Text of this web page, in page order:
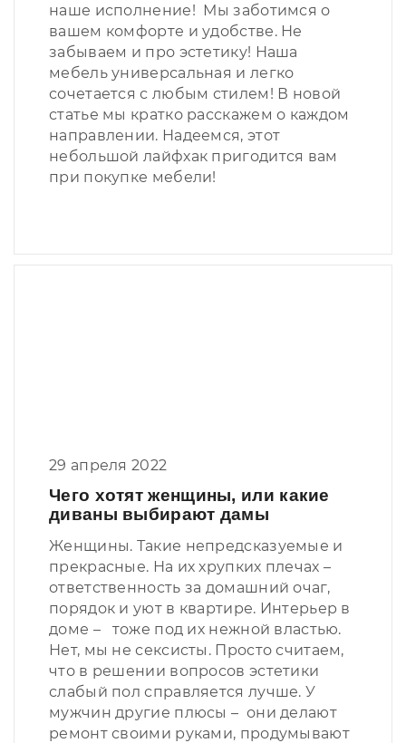
наше исполнение! Мы заботимся о
вашем комфорте и удобстве. Не
забываем и про эстетику! Наша
мебель универсальная и легко
сочетается с любым стилем! В новой
статье мы кратко расскажем о каждом
направлении. Надеемся, этот
небольшой лайфхак пригодится вам
при покупке мебели!
29 апреля 2022
Чего хотят женщины, или какие
диваны выбирают дамы
Женщины. Такие непредсказуемые и
прекрасные. На их хрупких плечах –
ответственность за домашний очаг,
порядок и уют в квартире. Интерьер в
доме – тоже под их нежной властью.
Нет, мы не сексисты. Просто считаем,
что в решении вопросов эстетики
слабый пол справляется лучше. У
мужчин другие плюсы – они делают
ремонт своими руками, продумывают